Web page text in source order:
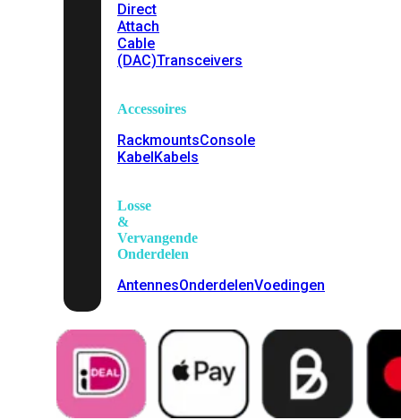
Direct
Attach
Cable
(DAC)Transceivers
Accessoires
RackmountsConsole
KabelKabels
Losse
&
Vervangende
Onderdelen
AntennesOnderdelenVoedingen